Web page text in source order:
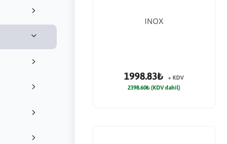
INOX
1998.83₺
+ KDV
2398.60₺ (KDV dahil)